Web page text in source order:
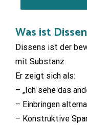
Was ist
Dissens ist der
mit Substanz.
Er zeigt sich als:
– „Ich sehe das
– Einbringen
– Konstruktive